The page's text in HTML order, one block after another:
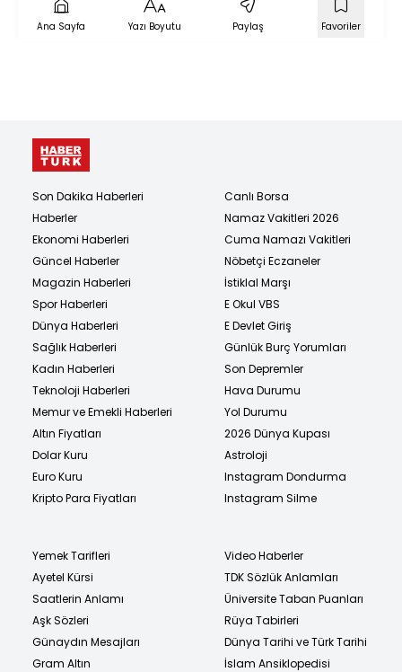
Ana Sayfa Yazı Boyutu Paylaş Favoriler
Son Dakika Haberleri
Haberler
Ekonomi Haberleri
Güncel Haberler
Magazin Haberleri
Spor Haberleri
Dünya Haberleri
Sağlık Haberleri
Kadın Haberleri
Teknoloji Haberleri
Memur ve Emekli Haberleri
Altın Fiyatları
Dolar Kuru
Euro Kuru
Kripto Para Fiyatları
Canlı Borsa
Namaz Vakitleri 2026
Cuma Namazı Vakitleri
Nöbetçi Eczaneler
İstiklal Marşı
E Okul VBS
E Devlet Giriş
Günlük Burç Yorumları
Son Depremler
Hava Durumu
Yol Durumu
2026 Dünya Kupası
Astroloji
Instagram Dondurma
Instagram Silme
Yemek Tarifleri
Ayetel Kürsi
Saatlerin Anlamı
Aşk Sözleri
Günaydın Mesajları
Gram Altın
Video Haberler
TDK Sözlük Anlamları
Üniversite Taban Puanları
Rüya Tabirleri
Dünya Tarihi ve Türk Tarihi
İslam Ansiklopedisi